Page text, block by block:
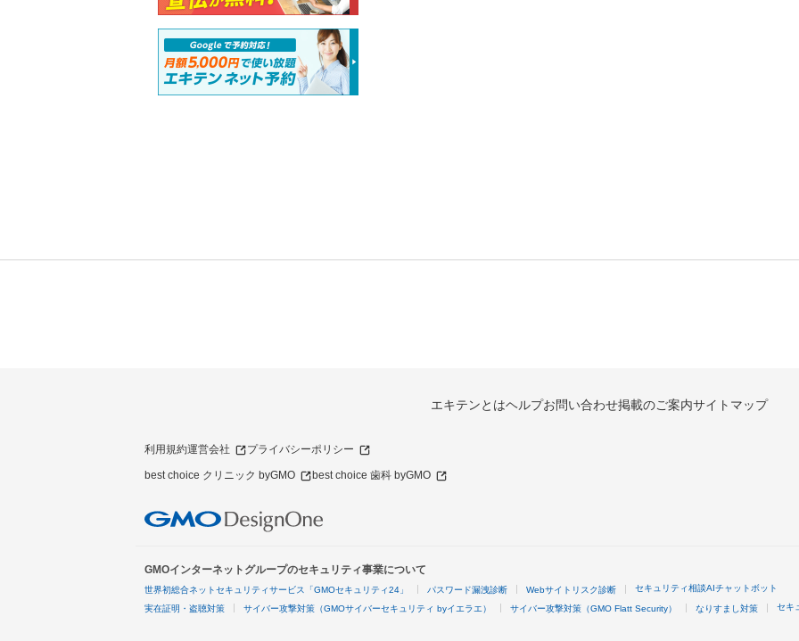
エキテンとはヘルプお問い合わせ掲載のご案内サイトマップ
利用規約運営会社 プライバシーポリシー
best choice クリニック byGMO best choice 歯科 byGMO
GMOインターネットグループのセキュリティ事業について
世界初総合ネットセキュリティサービス「GMOセキュリティ24」 パスワード漏洩診断 Webサイトリスク診断 セキュリティ相談AIチャットボット
実在証明・盗聴対策 サイバー攻撃対策（GMOサイバーセキュリティ byイエラエ） サイバー攻撃対策（GMO Flatt Security） なりすまし対策 セキ